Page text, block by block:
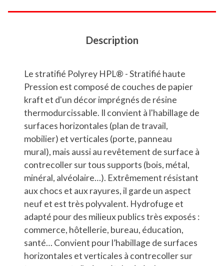
Description
Le stratifié Polyrey HPL® - Stratifié haute
Pression est composé de couches de papier
kraft et d'un décor imprégnés de résine
thermodurcissable. Il convient à l'habillage de
surfaces horizontales (plan de travail,
mobilier) et verticales (porte, panneau
mural), mais aussi au revêtement de surface à
contrecoller sur tous supports (bois, métal,
minéral, alvéolaire…). Extrêmement résistant
aux chocs et aux rayures, il garde un aspect
neuf et est très polyvalent. Hydrofuge et
adapté pour des milieux publics très exposés :
commerce, hôtellerie, bureau, éducation,
santé… Convient pour l’habillage de surfaces
horizontales et verticales à contrecoller sur